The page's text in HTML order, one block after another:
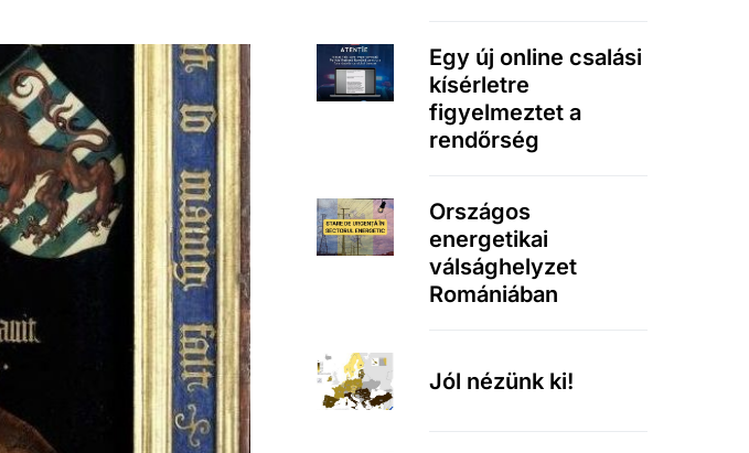
Egy új online csalási
kísérletre
figyelmeztet a
rendőrség
Országos
energetikai
válsághelyzet
Romániában
Jól nézünk ki!